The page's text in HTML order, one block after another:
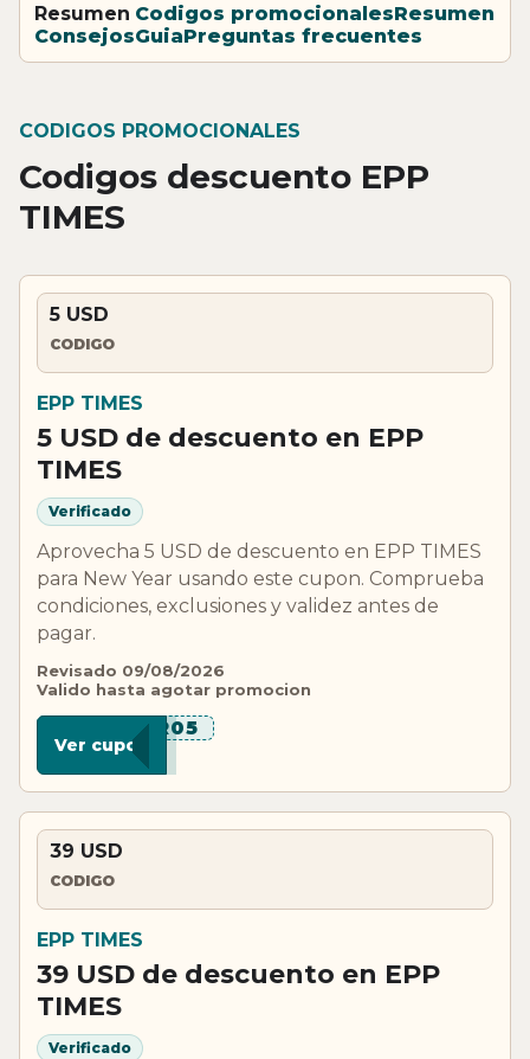
Resumen Codigos promocionalesResumen
ConsejosGuiaPreguntas frecuentes
CODIGOS PROMOCIONALES
Codigos descuento EPP
TIMES
5 USD
CODIGO
EPP TIMES
5 USD de descuento en EPP
TIMES
Verificado
Aprovecha 5 USD de descuento en EPP TIMES
para New Year usando este cupon. Comprueba
condiciones, exclusiones y validez antes de
pagar.
Revisado 09/08/2026
Valido hasta agotar promocion
***R05
Ver cupon
39 USD
CODIGO
EPP TIMES
39 USD de descuento en EPP
TIMES
Verificado